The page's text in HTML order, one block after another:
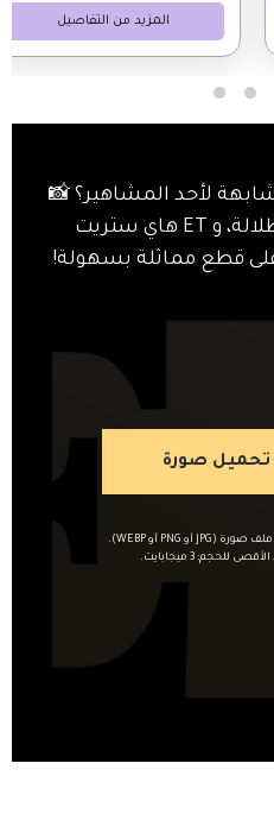
المزيد من التفاصيل
لأحد المشاهير؟ 📸
فقط حمّلوا صورة الإطلالة، و ET هاي ستريت
قطع مماثلة بسهولة!
تحميل صورة
قم بتحميل ملف صورة (JPG أو PNG أو WEBP).
للحجم: 3 ميجابايت.